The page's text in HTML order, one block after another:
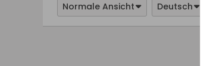
Normale Ansicht Deutsch